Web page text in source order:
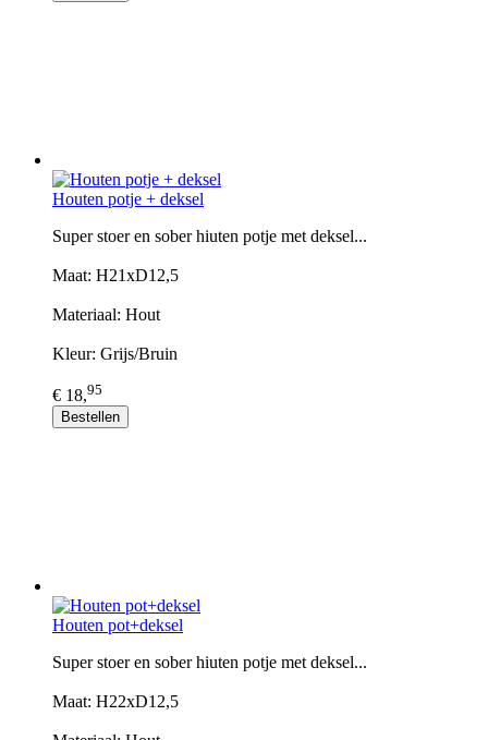
Houten potje + deksel
Super stoer en sober hiuten potje met deksel...
Maat: H21xD12,5
Materiaal: Hout
Kleur: Grijs/Bruin
€ 18,95
Bestellen
Houten pot+deksel
Super stoer en sober hiuten potje met deksel...
Maat: H22xD12,5